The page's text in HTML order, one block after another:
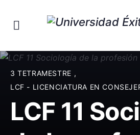
3 TETRAMESTRE ,
LCF - LICENCIATURA EN
LCF 11